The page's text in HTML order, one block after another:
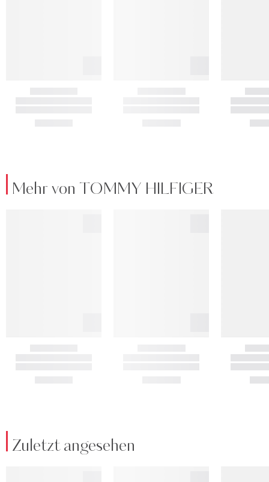
Mehr von TOMMY HILFIGER
Zuletzt angesehen